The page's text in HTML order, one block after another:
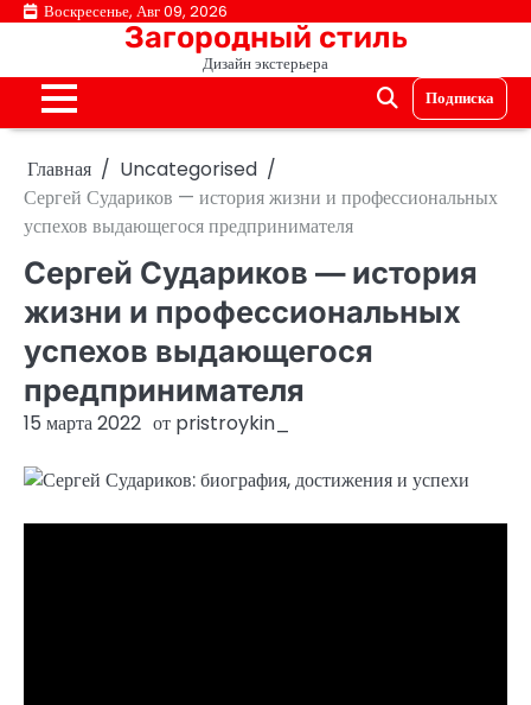
ПерейтиВоскресенье, Авг 09, 2026
Загородный стиль
Дизайн экстерьера
Подписка
Главная
Uncategorised
Сергей Судариков — история жизни и профессиональных
успехов выдающегося предпринимателя
Сергей Судариков — история
жизни и профессиональных
успехов выдающегося
предпринимателя
15 марта 2022 от pristroykin_